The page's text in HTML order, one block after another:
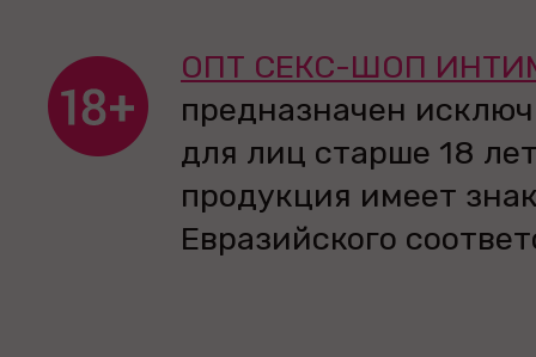
ОПТ СЕКС-ШОП
предназначен
для лиц старше 18
продукция имеет
Евразийского